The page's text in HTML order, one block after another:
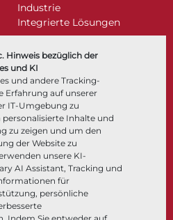
Hinweis bezüglich der
und KI
und andere Tracking-
Erfahrung auf unserer
IT-Umgebung zu
Inhalte und
zu zeigen und um den
der Website zu
unsere KI-
AI Assistant, Tracking und
für
persönliche
Industrie
Integrierte Lösungen
Dokumentation
Dokumente
Wissenszentrum
Software
Werkstoffauswahl